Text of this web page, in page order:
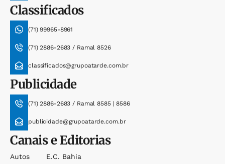
Classificados
(71) 99965-8961
(71) 2886-2683 / Ramal 8526
classificados@grupoatarde.com.br
Publicidade
(71) 2886-2683 / Ramal 8585 | 8586
publicidade@grupoatarde.com.br
Canais e Editorias
Autos
E.c. Bahia